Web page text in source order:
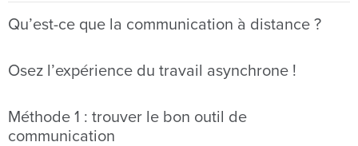
Qu’est-ce que la communication à distance ?
Osez l’expérience du travail asynchrone !
Méthode 1 : trouver le bon outil de
communication